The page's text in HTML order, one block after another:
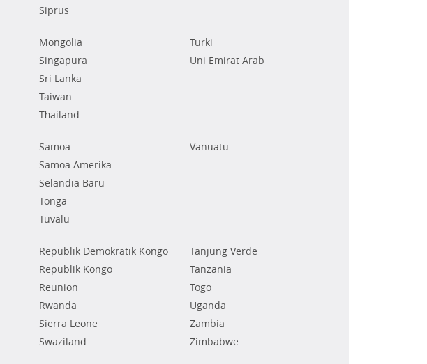
Siprus
Mongolia
Singapura
Sri Lanka
Taiwan
Thailand
Turki
Uni Emirat Arab
Samoa
Samoa Amerika
Selandia Baru
Tonga
Tuvalu
Vanuatu
Republik Demokratik Kongo
Republik Kongo
Reunion
Rwanda
Sierra Leone
Swaziland
Tanjung Verde
Tanzania
Togo
Uganda
Zambia
Zimbabwe